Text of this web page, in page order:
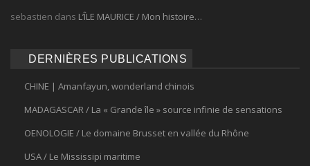
sebastien dans L’ÎLE MAURICE / Mon histoire…
DERNIÈRES PUBLICATIONS
CHINE | Amanfayun, wonderland chinois
MADAGASCAR / La « Grande île » source infinie de sensations
OENOLOGIE / Le domaine Brusset en vallée du Rhône
USA / Le Mississipi maritime